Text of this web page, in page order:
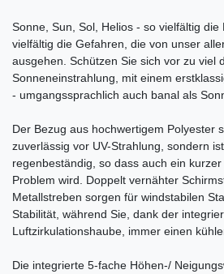
Sonne, Sun, Sol, Helios - so vielfältig die
vielfältig die Gefahren, die von unser
ausgehen. Schützen Sie sich vor zu viel
Sonneneinstrahlung, mit einem
- umgangssprachlich auch banal als
Der Bezug aus hochwertigem Polyester
zuverlässig vor UV-Strahlung, sondern
regenbeständig, so dass auch ein
Problem wird. Doppelt vernähter
Metallstreben sorgen für windstabilen
Stabilität, während Sie, dank der
Luftzirkulationshaube, immer einen
Die integrierte 5-fache Höhen-/